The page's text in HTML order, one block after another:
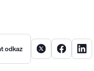
odkaz Sdílet článek na X
Sdílet